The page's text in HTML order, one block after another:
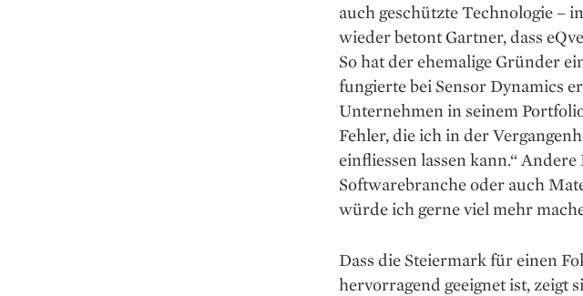
auch geschützte Technologie –
wieder betont Gartner, dass
So hat der ehemalige Gründer
fungierte bei Sensor Dynamics
Unternehmen in seinem
Fehler, die ich in der
einfliessen lassen kann.“
Softwarebranche oder auch
würde ich gerne viel mehr
Dass die Steiermark für einen
hervorragend geeignet ist, zeigt